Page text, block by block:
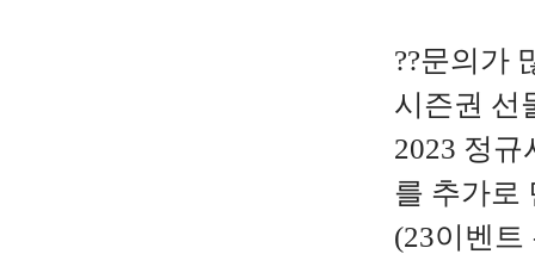
??문의가
시즌권 선
2023 정
를 추가로
(23이벤트